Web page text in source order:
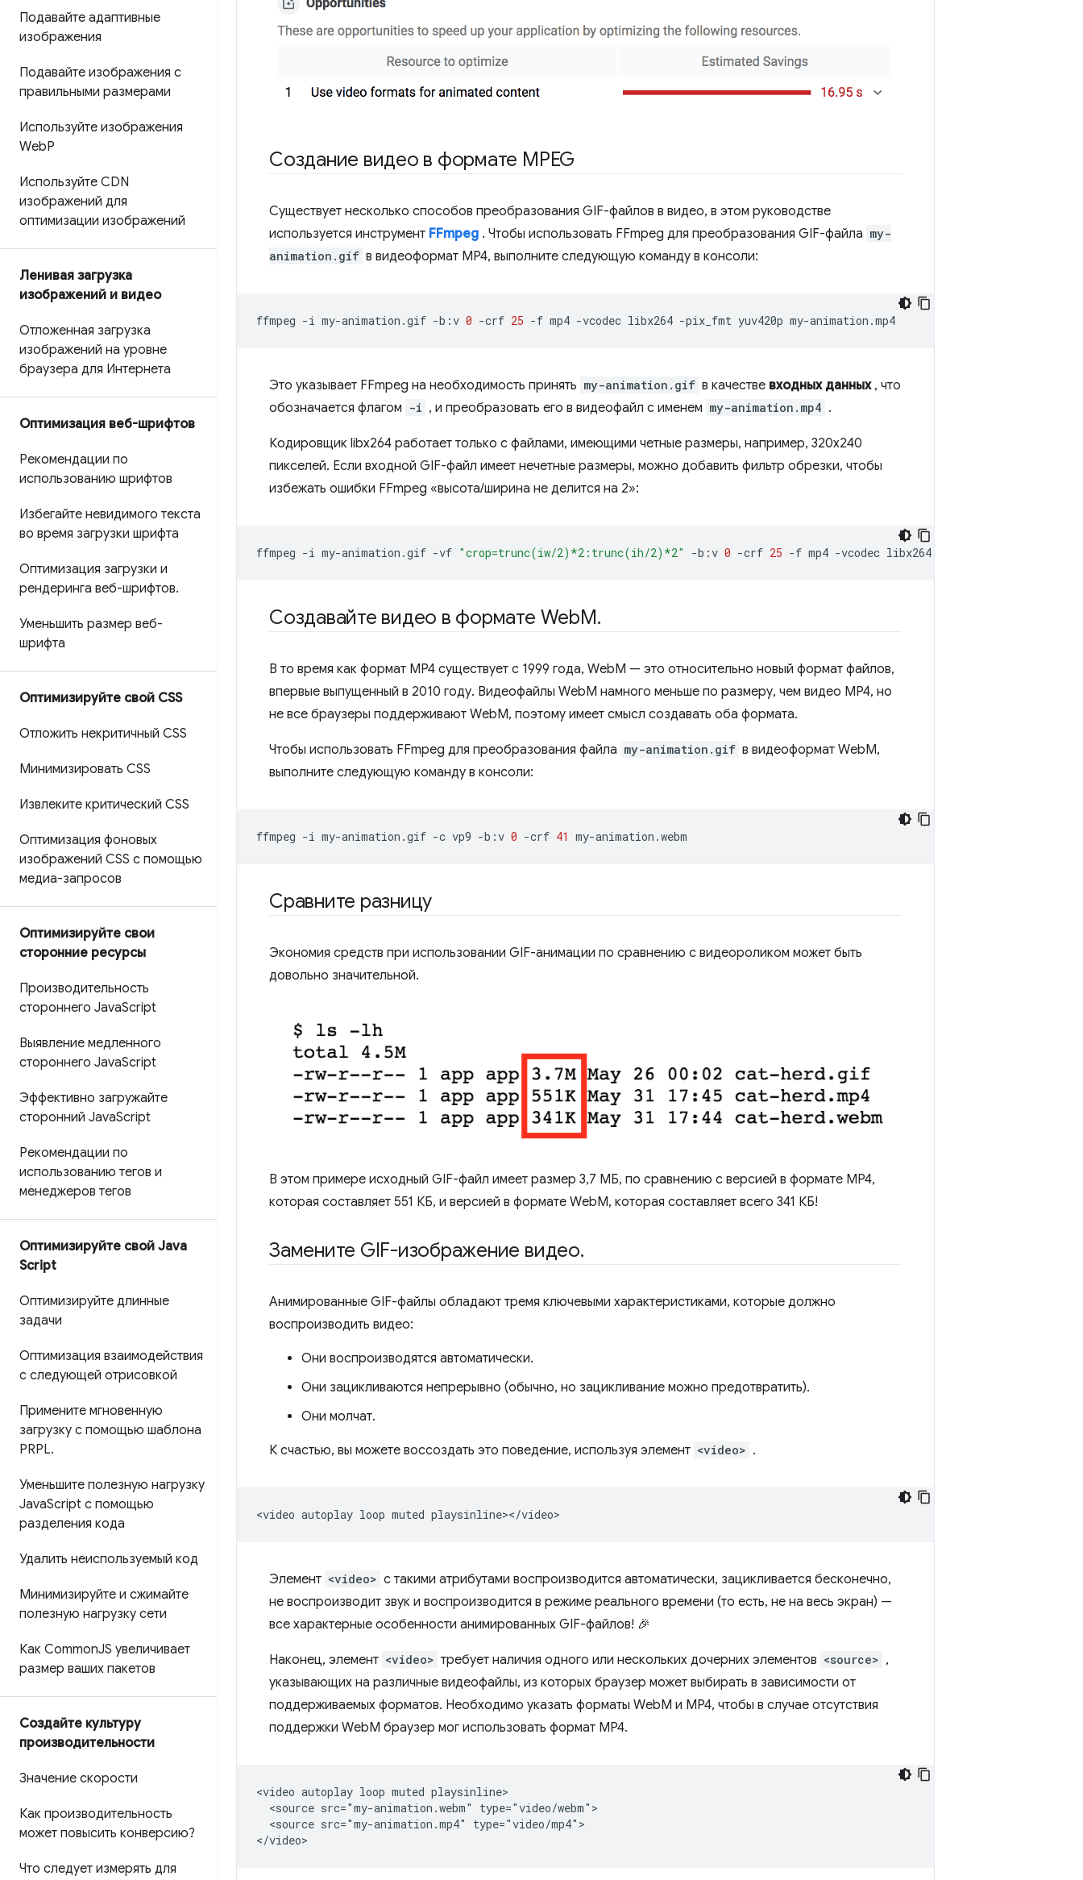
Подавайте адаптивные
изображения
Подавайте изображения с
правильными размерами
Используйте изображения
WebP
Используйте CDN
изображений для
оптимизации изображений
Ленивая загрузка
изображений и видео
Отложенная загрузка
изображений на уровне
браузера для Интернета
Оптимизация веб-шрифтов
Рекомендации по
использованию шрифтов
Избегайте невидимого текста
во время загрузки шрифта
Оптимизация загрузки и
рендеринга веб-шрифтов.
Уменьшить размер веб-
шрифта
Оптимизируйте свой CSS
Отложить некритичный CSS
Минимизировать CSS
Извлеките критический CSS
Оптимизация фоновых
изображений CSS с помощью
медиа-запросов
Оптимизируйте свои
сторонние ресурсы
Производительность
стороннего JavaScript
Выявление медленного
стороннего JavaScript
Эффективно загружайте
сторонний JavaScript
Рекомендации по
использованию тегов и
менеджеров тегов
Оптимизируйте свой Java
Script
Оптимизируйте длинные
задачи
Оптимизация взаимодействия
с следующей отрисовкой
Примените мгновенную
загрузку с помощью шаблона
PRPL.
Уменьшите полезную нагрузку
JavaScript с помощью
разделения кода
Удалить неиспользуемый код
Минимизируйте и сжимайте
полезную нагрузку сети
Как CommonJS увеличивает
размер ваших пакетов
Создайте культуру
производительности
Значение скорости
Как производительность
может повысить конверсию?
Что следует измерять для
Создание видео в формате MPEG
Существует несколько способов преобразования GIF-файлов в видео, в этом руководстве
используется инструмент FFmpeg . Чтобы использовать FFmpeg для преобразования GIF-файла my-
animation.gif в видеоформат MP4, выполните следующую команду в консоли:
ffmpeg -i my-animation.gif -b:v 0 -crf 25 -f mp4 -vcodec libx264 -pix_fmt yuv420p
Это указывает FFmpeg на необходимость принять my-animation.gif в качестве входных данных, что
обозначается флагом -i , и преобразовать его в видеофайл с именем my-animation.mp4 .
Кодировщик libx264 работает только с файлами, имеющими четные размеры, например, 320x240
пикселей. Если входной GIF-файл имеет нечетные размеры, можно добавить фильтр обрезки, чтобы
избежать ошибки FFmpeg «высота/ширина не делится на 2»:
ffmpeg -i my-animation.gif -vf "crop=trunc(iw/2)*2:trunc(ih/2)*2" -b:v 0 -crf 25 -f mp4 -vcodec libx264
Создавайте видео в формате WebM.
В то время как формат MP4 существует с 1999 года, WebM — это относительно новый формат файлов,
впервые выпущенный в 2010 году. Видеофайлы WebM намного меньше по размеру, чем видео MP4, но
не все браузеры поддерживают WebM, поэтому имеет смысл создавать оба формата.
Чтобы использовать FFmpeg для преобразования файла my-animation.gif в видеоформат WebM,
выполните следующую команду в консоли:
ffmpeg -i my-animation.gif -c vp9 -b:v 0 -crf 41
Сравните разницу
Экономия средств при использовании GIF-анимации по сравнению с видеороликом может быть
довольно значительной.
В этом примере исходный GIF-файл имеет размер 3,7 МБ, по сравнению с версией в формате MP4,
которая составляет 551 КБ, и версией в формате WebM, которая составляет всего 341 КБ!
Замените GIF-изображение видео.
Анимированные GIF-файлы обладают тремя ключевыми характеристиками, которые должно
воспроизводить видео:
Они воспроизводятся автоматически.
Они зацикливаются непрерывно (обычно, но зацикливание можно предотвратить).
Они молчат.
К счастью, вы можете воссоздать это поведение, используя элемент <video> .
<video autoplay loop muted
Элемент <video> с такими атрибутами воспроизводится автоматически, зацикливается бесконечно,
не воспроизводит звук и воспроизводится в режиме реального времени (то есть, не на весь экран) —
все характерные особенности анимированных GIF-файлов! 🎉
Наконец, элемент <video> требует наличия одного или нескольких дочерних элементов <source> ,
указывающих на различные видеофайлы, из которых браузер может выбирать в зависимости от
поддерживаемых форматов. Необходимо указать форматы WebM и MP4, чтобы в случае отсутствия
поддержки WebM браузер мог использовать формат MP4.
<video autoplay loop muted playsinline>
  <source src="my-animation.webm" type="video/webm">
  <source src="my-animation.mp4" type="video/mp4">